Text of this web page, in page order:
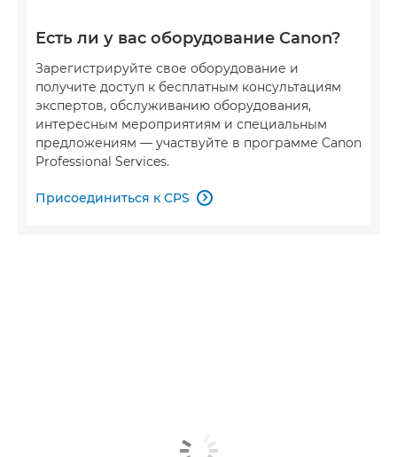
Есть ли у вас оборудование Canon?
Зарегистрируйте свое оборудование и
получите доступ к бесплатным консультациям
экспертов, обслуживанию оборудования,
интересным мероприятиям и специальным
предложениям — участвуйте в программе Canon
Professional Services.
Присоединиться к CPS 